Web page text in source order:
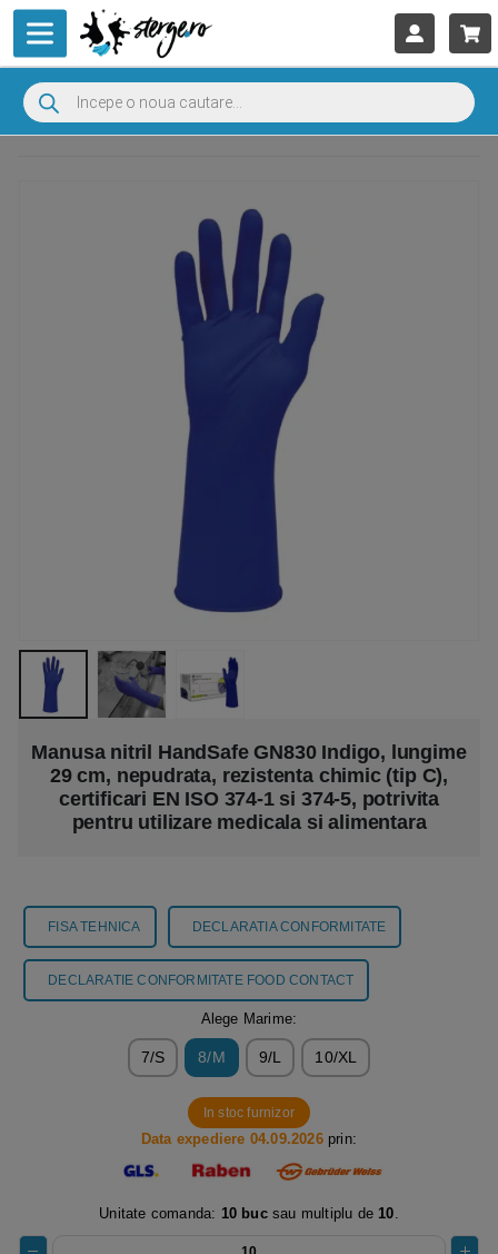
Manusa nitril HandSafe GN830 Indigo, lungime
29 cm, nepudrata, rezistenta chimic (tip C),
certificari EN ISO 374-1 si 374-5, potrivita
pentru utilizare medicala si alimentara
FISA TEHNICA DECLARATIA CONFORMITATE
DECLARATIE CONFORMITATE FOOD CONTACT
Alege Marime:
7/S 8/M 9/L 10/XL
In stoc furnizor
Data expediere 04.09.2026prin:
Unitate comanda: 10 bucsau multiplu de 10